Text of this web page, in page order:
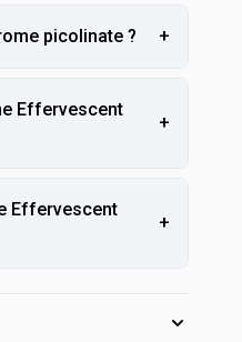
picolinate ? +
Effervescent
+
Effervescent
+